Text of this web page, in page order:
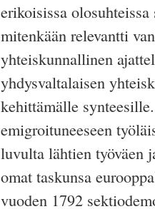
erikoisissa
mitenkään relevantti
yhteiskunnallinen
yhdysvaltalaisen
kehittämälle
emigroituneeseen
luvulta lähtien työväen
omat taskunsa
vuoden 1792